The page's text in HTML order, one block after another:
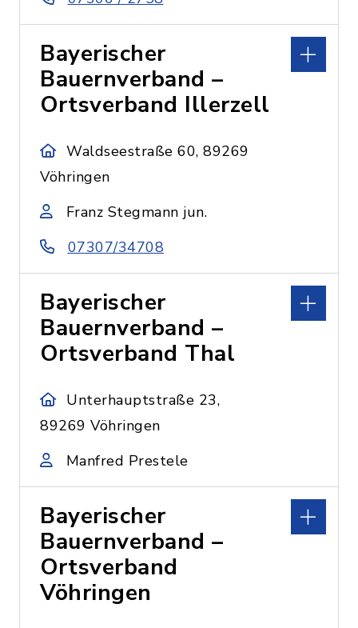
Bayerischer
Bauernverband –
Ortsverband Illerzell
Waldseestraße 60, 89269
Vöhringen
Franz Stegmann jun.
07307/34708
Bayerischer
Bauernverband –
Ortsverband Thal
Unterhauptstraße 23,
89269 Vöhringen
Manfred Prestele
Bayerischer
Bauernverband –
Ortsverband
Vöhringen